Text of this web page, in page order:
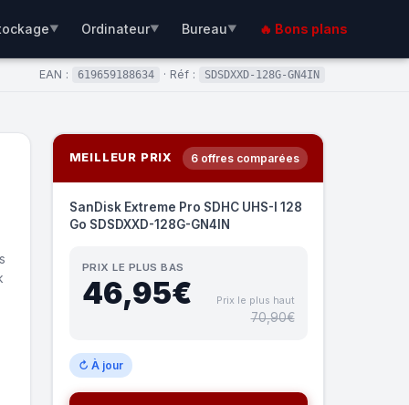
▼ Ordinateur▼ Bureau▼ 🔥 Bons plans
EAN : 619659188634 · Réf : SDSDXXD-128G-GN4IN
MEILLEUR PRIX 6 offres comparées
SanDisk Extreme Pro SDHC UHS-I 128
Go SDSDXXD-128G-GN4IN
PRIX LE PLUS BAS
46,95€ Prix le plus haut
70,90€
↻ À jour